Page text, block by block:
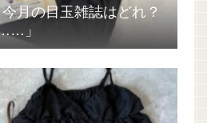
月の目玉雑誌はどれ？
」